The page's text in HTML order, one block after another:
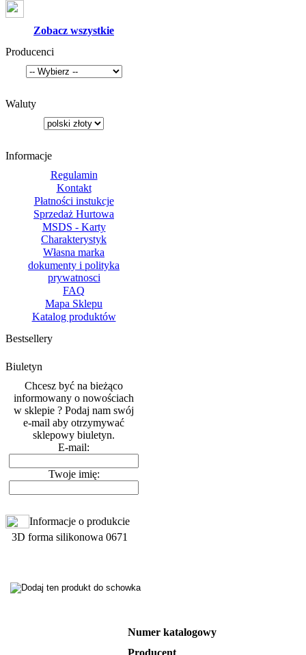
Zobacz wszystkie
Producenci
Waluty
Informacje
Regulamin
Kontakt
Płatności instukcje
Sprzedaż Hurtowa
MSDS - Karty
Charakterystyk
Własna marka
dokumenty i polityka
prywatnosci
FAQ
Mapa Sklepu
Katalog produktów
Bestsellery
Biuletyn
Chcesz być na bieżąco
informowany o nowościach
w sklepie ? Podaj nam swój
e-mail aby otrzymywać
sklepowy biuletyn.
E-mail:
Twoje imię:
Informacje o produkcie
3D forma silikonowa 0671
Numer katalogowy
Producent